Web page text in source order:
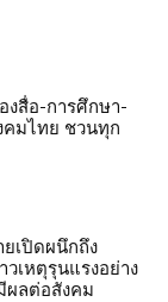
งสื่อ-การศึกษา-
คมไทย ชวนทุก
เปิดผนึกถึง
เหตุรุนแรงอย่าง
ผลต่อสังคม